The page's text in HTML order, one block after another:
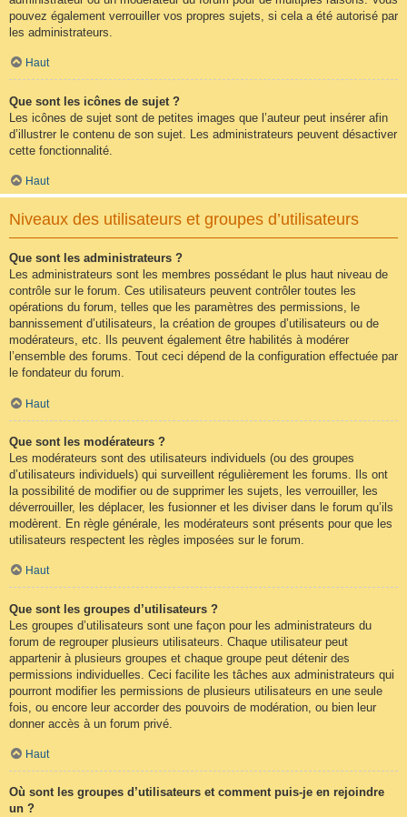
pouvez également verrouiller vos propres sujets, si cela a été autorisé par
les administrateurs.
Haut
Que sont les icônes de sujet ?
Les icônes de sujet sont de petites images que l’auteur peut insérer afin
d’illustrer le contenu de son sujet. Les administrateurs peuvent désactiver
cette fonctionnalité.
Haut
Niveaux des utilisateurs et groupes d’utilisateurs
Que sont les administrateurs ?
Les administrateurs sont les membres possédant le plus haut niveau de
contrôle sur le forum. Ces utilisateurs peuvent contrôler toutes les
opérations du forum, telles que les paramètres des permissions, le
bannissement d’utilisateurs, la création de groupes d’utilisateurs ou de
modérateurs, etc. Ils peuvent également être habilités à modérer
l’ensemble des forums. Tout ceci dépend de la configuration effectuée par
le fondateur du forum.
Haut
Que sont les modérateurs ?
Les modérateurs sont des utilisateurs individuels (ou des groupes
d’utilisateurs individuels) qui surveillent régulièrement les forums. Ils ont
la possibilité de modifier ou de supprimer les sujets, les verrouiller, les
déverrouiller, les déplacer, les fusionner et les diviser dans le forum qu’ils
modèrent. En règle générale, les modérateurs sont présents pour que les
utilisateurs respectent les règles imposées sur le forum.
Haut
Que sont les groupes d’utilisateurs ?
Les groupes d’utilisateurs sont une façon pour les administrateurs du
forum de regrouper plusieurs utilisateurs. Chaque utilisateur peut
appartenir à plusieurs groupes et chaque groupe peut détenir des
permissions individuelles. Ceci facilite les tâches aux administrateurs qui
pourront modifier les permissions de plusieurs utilisateurs en une seule
fois, ou encore leur accorder des pouvoirs de modération, ou bien leur
donner accès à un forum privé.
Haut
Où sont les groupes d’utilisateurs et comment puis-je en rejoindre
un ?